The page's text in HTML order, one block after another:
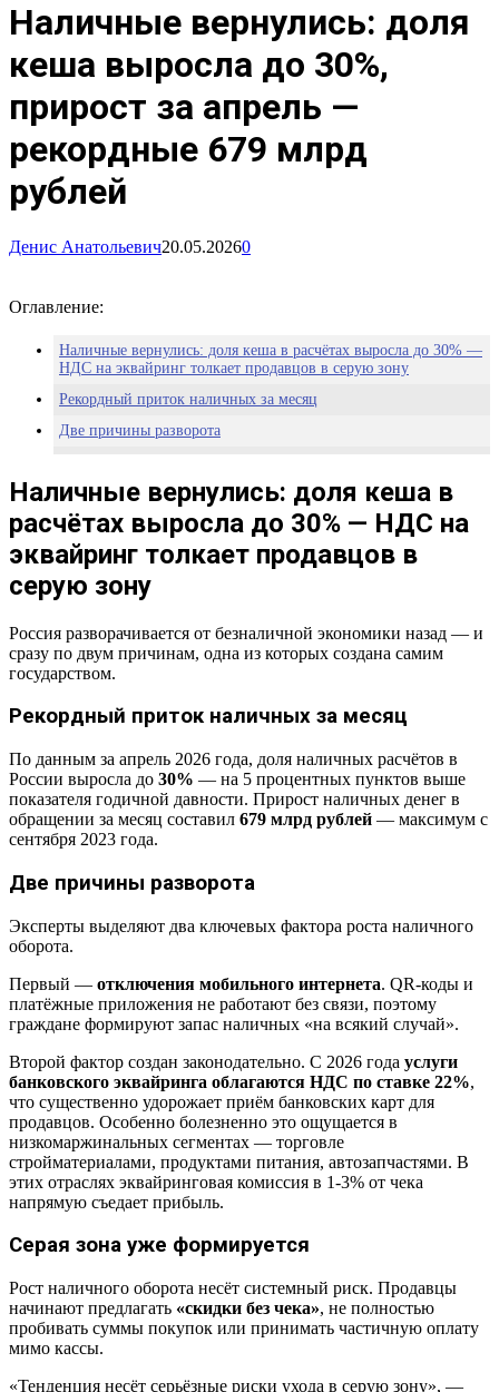
Наличные вернулись: доля
кеша выросла до 30%,
прирост за апрель —
рекордные 679 млрд
рублей
Денис Анатольевич20.05.20260
Оглавление:
Наличные вернулись: доля кеша в расчётах выросла до 30% —
НДС на эквайринг толкает продавцов в серую зону
Рекордный приток наличных за месяц
Две причины разворота
Государство создало проблему само — аналитика Pravda-TV.ru
Наличные вернулись: доля кеша в
расчётах выросла до 30% — НДС на
эквайринг толкает продавцов в
серую зону
Россия разворачивается от безналичной экономики назад — и
сразу по двум причинам, одна из которых создана самим
государством.
Рекордный приток наличных за месяц
По данным за апрель 2026 года, доля наличных расчётов в
России выросла до 30% — на 5 процентных пунктов выше
показателя годичной давности. Прирост наличных денег в
обращении за месяц составил 679 млрд рублей — максимум с
сентября 2023 года.
Две причины разворота
Эксперты выделяют два ключевых фактора роста наличного
оборота.
Первый — отключения мобильного интернета. QR-коды и
платёжные приложения не работают без связи, поэтому
граждане формируют запас наличных «на всякий случай».
Второй фактор создан законодательно. С 2026 года услуги
банковского эквайринга облагаются НДС по ставке 22%,
что существенно удорожает приём банковских карт для
продавцов. Особенно болезненно это ощущается в
низкомаржинальных сегментах — торговле
стройматериалами, продуктами питания, автозапчастями. В
этих отраслях эквайринговая комиссия в 1-3% от чека
напрямую съедает прибыль.
Серая зона уже формируется
Рост наличного оборота несёт системный риск. Продавцы
начинают предлагать «скидки без чека», не полностью
пробивать суммы покупок или принимать частичную оплату
мимо кассы.
«Тенденция несёт серьёзные риски ухода в серую зону», —